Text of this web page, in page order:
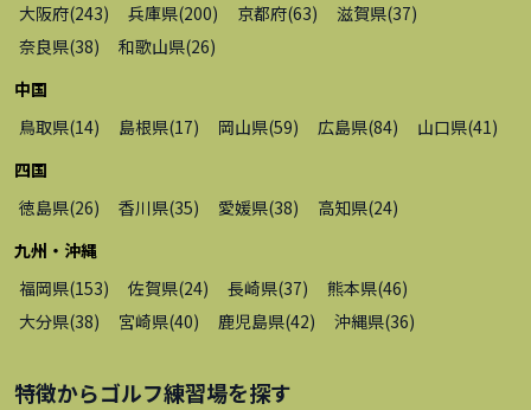
大阪府(243) 兵庫県(200) 京都府(63) 滋賀県(37)
奈良県(38) 和歌山県(26)
中国
鳥取県(14) 島根県(17) 岡山県(59) 広島県(84) 山口県(41)
四国
徳島県(26) 香川県(35) 愛媛県(38) 高知県(24)
九州・沖縄
福岡県(153) 佐賀県(24) 長崎県(37) 熊本県(46)
大分県(38) 宮崎県(40) 鹿児島県(42) 沖縄県(36)
特徴からゴルフ練習場を探す